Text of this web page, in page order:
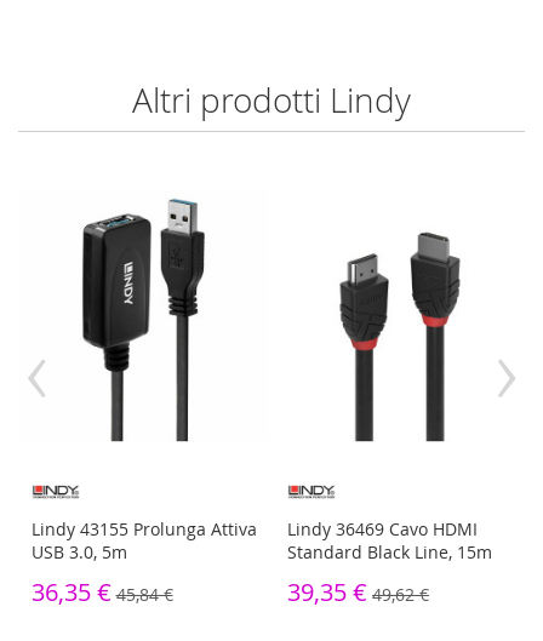
Altri prodotti Lindy
Lindy 43155 Prolunga Attiva
USB 3.0, 5m
36,35 € 45,84 €
Lindy 36469 Cavo HDMI
Standard Black Line, 15m
39,35 € 49,62 €
‹ ›